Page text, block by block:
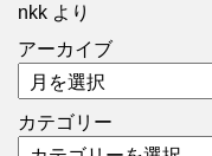
nkk より
アーカイブ
カテゴリー